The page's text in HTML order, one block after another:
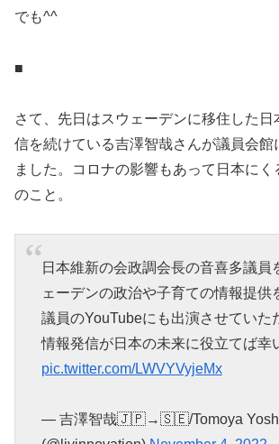
でも^^
■
さて、先日はスウェーデンに移住した日
信を続けている吉澤智哉さんが議員会館
ました。コロナの影響もあって日本にく
のこと。
日本維新の会政調会長の音喜多議員
ェーデンの政治や子育ての情報提供
議員のYouTubeにも出演させていた
情報発信が日本の未来に役立てば幸
pic.twitter.com/LWVYVyjeMx
— 吉澤智哉🇯🇵→🇸🇪/Tomoya